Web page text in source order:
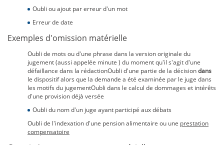
Oubli ou ajout par erreur d'un mot
Erreur de date
Exemples d'omission matérielle
Oubli de mots ou d'une phrase dans la version originale du
jugement (aussi appelée minute ) du moment qu'il s'agit d'une
défaillance dans la rédactionOubli d'une partie de la décisiondans
le dispositif alors que la demande a été examinée par le juge dans
les motifs du jugementOubli dans le calcul de dommages et intérêts
d'une provision déjà versée
Oubli du nom d'un juge ayant participé aux débats
Oubli de l'indexation d'une pension alimentaire ou une prestation
compensatoire